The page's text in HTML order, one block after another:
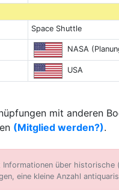
Space Shuttle
NASA
USA
mit anderen
(Mitglied werden?).
Informationen über
eine kleine Anzahl